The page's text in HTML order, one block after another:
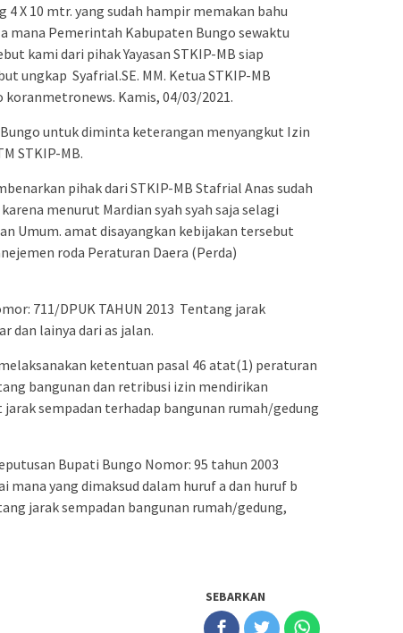
X 10 mtr. yang sudah hampir memakan bahu
mana Pemerintah Kabupaten Bungo sewaktu
kami dari pihak Yayasan STKIP-MB siap
ungkap Syafrial.SE. MM. Ketua STKIP-MB
koranmetronews. Kamis, 04/03/2021.
untuk diminta keterangan menyangkut Izin
STKIP-MB.
pihak dari STKIP-MB Stafrial Anas sudah
menurut Mardian syah syah saja selagi
Umum. amat disayangkan kebijakan tersebut
roda Peraturan Daera (Perda)
711/DPUK TAHUN 2013 Tentang jarak
dan lainya dari as jalan.
ketentuan pasal 46 atat(1) peraturan
bangunan dan retribusi izin mendirikan
sempadan terhadap bangunan rumah/gedung
Bupati Bungo Nomor: 95 tahun 2003
mana yang dimaksud dalam huruf a dan huruf b
jarak sempadan bangunan rumah/gedung,
SEBARKAN